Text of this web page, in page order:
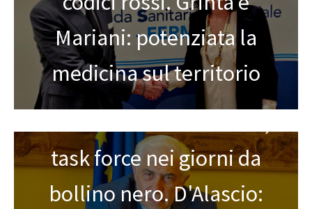
Mariani: potenziata la
medicina sul territorio
task force nei giorni da
bollino nero. D'Alascio: